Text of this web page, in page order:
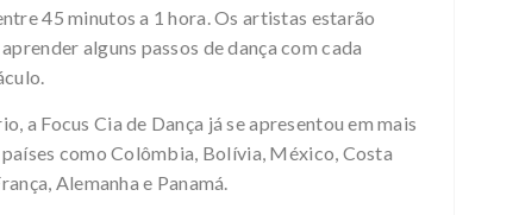
45 minutos a 1 hora. Os artistas estarão
alguns passos de dança com cada
a Focus Cia de Dança já se apresentou em mais
como Colômbia, Bolívia, México, Costa
Alemanha e Panamá.